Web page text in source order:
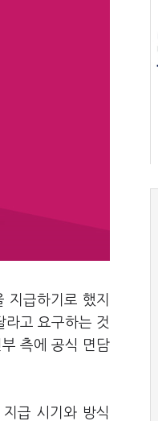
급하기로 했지
라고 요구하는 것
측에 공식 면담
급 시기와 방식